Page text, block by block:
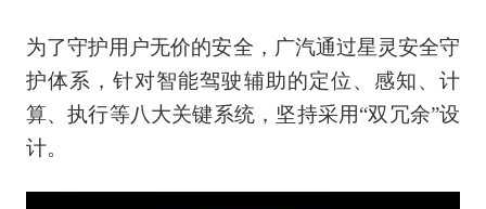
为了守护用户无价的安全，广汽通过星灵安全守
护体系，针对智能驾驶辅助的定位、感知、计
算、执行等八大关键系统，坚持采用“双冗余”设
计。